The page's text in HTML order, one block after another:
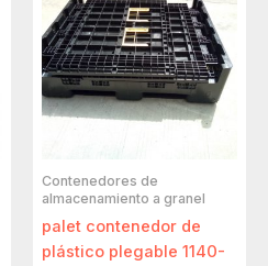
Contenedores de
almacenamiento a granel
palet contenedor de
plástico plegable 1140-